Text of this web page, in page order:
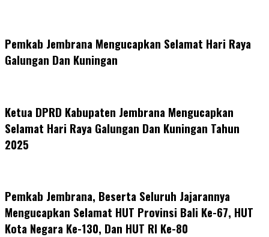
Pemkab Jembrana Mengucapkan Selamat Hari Raya
Galungan Dan Kuningan
Ketua DPRD Kabupaten Jembrana Mengucapkan
Selamat Hari Raya Galungan Dan Kuningan Tahun
2025
Pemkab Jembrana, Beserta Seluruh Jajarannya
Mengucapkan Selamat HUT Provinsi Bali Ke-67, HUT
Kota Negara Ke-130, Dan HUT RI Ke-80